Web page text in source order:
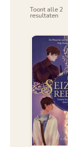
Toont alle 2
resultaten